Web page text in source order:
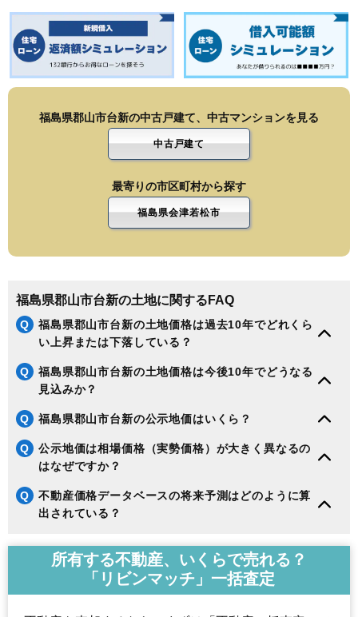
福島県郡山市台新の中古戸建て、中古マンションを見る
中古戸建て
最寄りの市区町村から探す
福島県会津若松市
福島県郡山市台新の土地に関するFAQ
Q
福島県郡山市台新の土地価格は過去10年でどれくら
い上昇または下落している？
Q
福島県郡山市台新の土地価格は今後10年でどうなる
見込みか？
Q 福島県郡山市台新の公示地価はいくら？
Q
公示地価は相場価格（実勢価格）が大きく異なるの
はなぜですか？
Q
不動産価格データベースの将来予測はどのように算
出されている？
所有する不動産、いくらで売れる？
「リビンマッチ」一括査定